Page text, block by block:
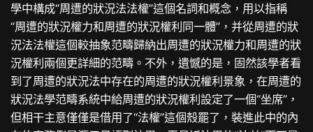
學中構成“周遭的狀況法法權”這個名詞和概念，用以指稱
“周遭的狀況權力和周遭的狀況權利同一體”，并從周遭的狀
況法法權這個較抽象范疇歸納出周遭的狀況權力和周遭的狀
況權利兩個更詳細的范疇。不外，遺憾的是，固然該學者看
到了周遭的狀況法中存在的周遭的狀況權利景象，在周遭的
狀況法學范疇系統中給周遭的狀況權利設定了一個“坐席”，
但相干主意僅僅是借用了“法權”這個殼罷了，裝進此中的內